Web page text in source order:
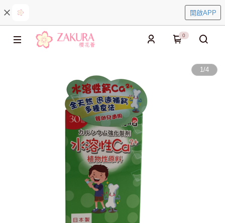
開啟APP
0
1/4